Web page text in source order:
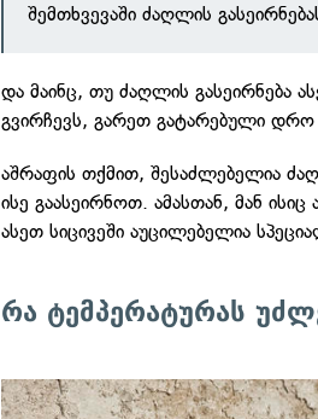
შემთხვევაში ძაღლის
და მაინც, თუ ძაღლის გასეირნება
გვირჩევს, გარეთ გატარებული
აშრაფის თქმით, შესაძლებელია
ისე გაასეირნოთ. ამასთან, მან
ასეთ სიცივეში აუცილებელია
რა ტემპერატურას